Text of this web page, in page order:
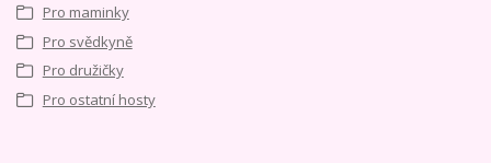
Pro maminky
Pro svědkyně
Pro družičky
Pro ostatní hosty